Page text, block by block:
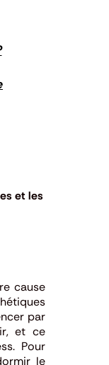
et les
cause
par
et ce
Pour
le